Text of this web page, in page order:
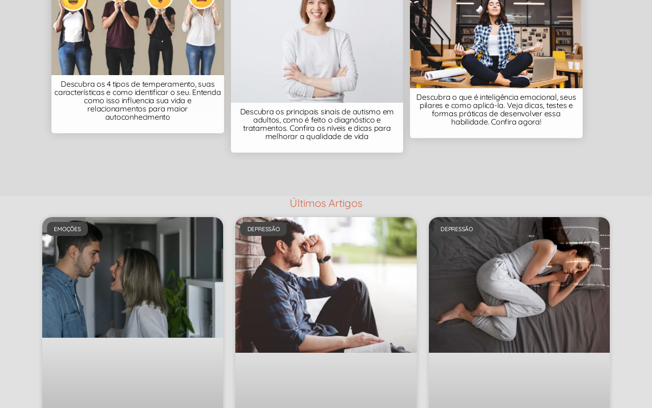
Descubra os 4 tipos de temperamento, suas
características e como identificar o seu. Entenda
como isso influencia sua vida e
relacionamentos para maior
autoconhecimento
Descubra os principais sinais de autismo em
adultos, como é feito o diagnóstico e
tratamentos. Confira os níveis e dicas para
melhorar a qualidade de vida
Descubra o que é inteligência emocional, seus
pilares e como aplicá-la. Veja dicas, testes e
formas práticas de desenvolver essa
habilidade. Confira agora!
Últimos Artigos
EMOÇÕES DEPRESSÃO DEPRESSÃO